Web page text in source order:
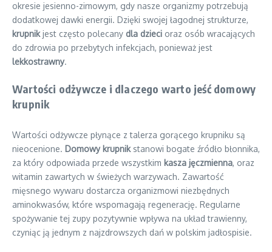
okresie jesienno-zimowym, gdy nasze organizmy potrzebują
dodatkowej dawki energii. Dzięki swojej łagodnej strukturze,
krupnikjest często polecany dla dzieci oraz osób wracających
do zdrowia po przebytych infekcjach, ponieważ jest
lekkostrawny.
Wartości odżywcze i dlaczego warto jeść domowy
krupnik
Wartości odżywcze płynące z talerza gorącego krupniku są
nieocenione. Domowy krupnikstanowi bogate źródło błonnika,
za który odpowiada przede wszystkim kasza jęczmienna, oraz
witamin zawartych w świeżych warzywach. Zawartość
mięsnego wywaru dostarcza organizmowi niezbędnych
aminokwasów, które wspomagają regenerację. Regularne
spożywanie tej zupy pozytywnie wpływa na układ trawienny,
czyniąc ją jednym z najzdrowszych dań w polskim jadłospisie.